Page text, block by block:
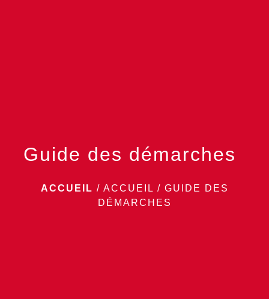
Guide des démarches
ACCUEIL / ACCUEIL / GUIDE DES
DÉMARCHES